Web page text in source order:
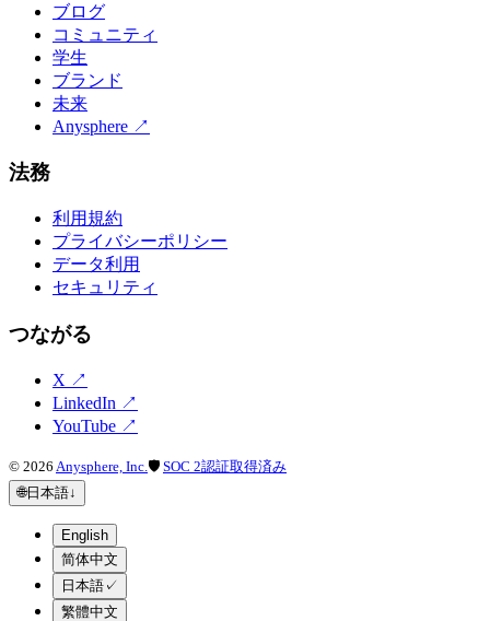
ブログ
コミュニティ
学生
ブランド
未来
Anysphere ↗
法務
利用規約
プライバシーポリシー
データ利用
セキュリティ
つながる
X ↗
LinkedIn ↗
YouTube ↗
© 2026 Anysphere, Inc. 🛡 SOC 2認証取得済み
🌐日本語↓
English
简体中文
日本語 ✓
繁體中文